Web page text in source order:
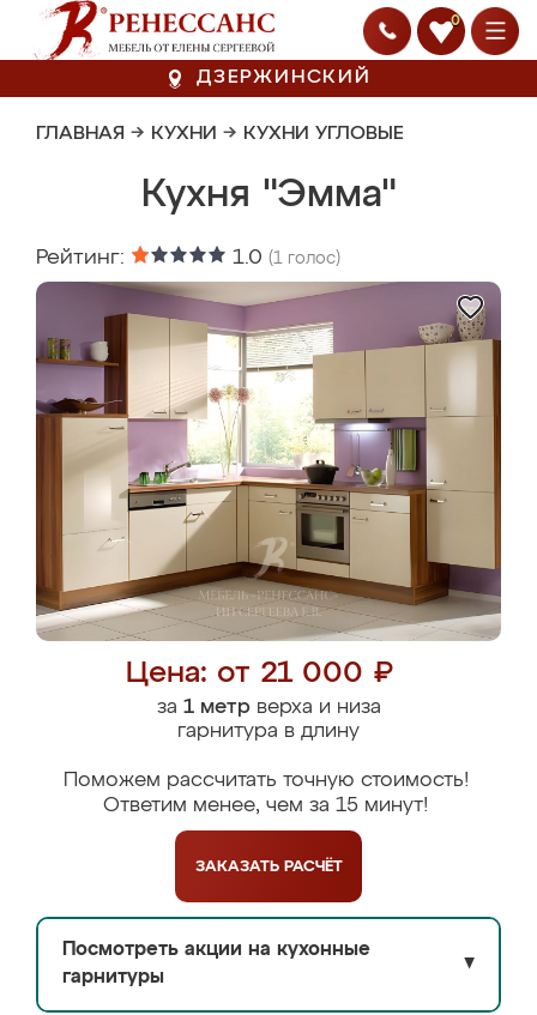
0
ДЗЕРЖИНСКИЙ
ГЛАВНАЯ → КУХНИ → КУХНИ УГЛОВЫЕ
Кухня "Эмма"
Рейтинг: 1.0 (1 голос)
Цена: от 21 000 ₽
за 1 метрверха и низа
гарнитура в длину
Поможем рассчитать точную стоимость!
Ответим менее, чем за 15 минут!
ЗАКАЗАТЬ РАСЧЁТ
Посмотреть акции на кухонные
гарнитуры
▼